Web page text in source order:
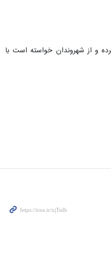
بر ضرورت مصرف بهینه انرژی تاکید کرده و از شهروندان خواسته است با